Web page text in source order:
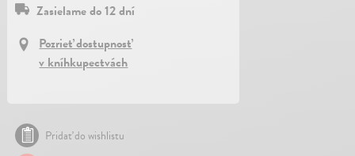
Zasielame do 12 dní
Pozrieť dostupnosť
v kníhkupectvách
Pridať do wishlistu